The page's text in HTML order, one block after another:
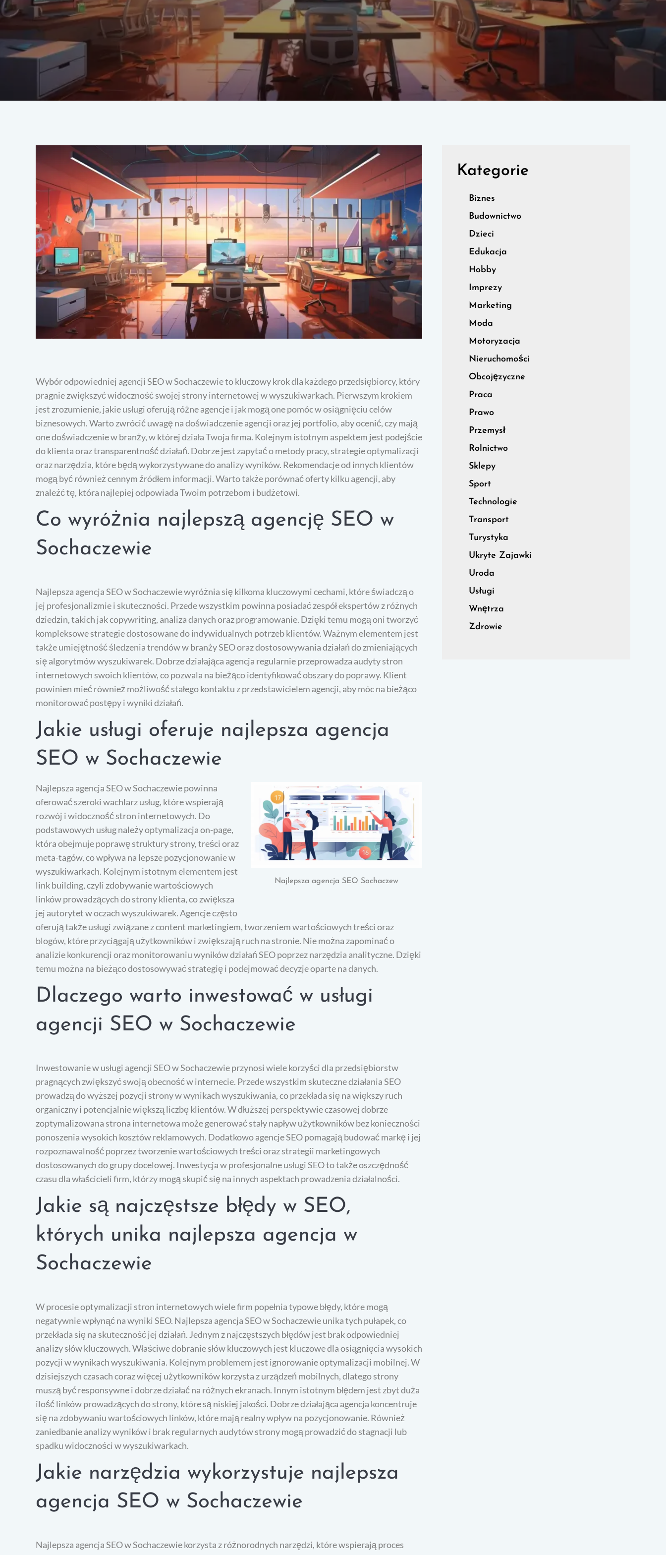
Wybór odpowiedniej agencji SEO w Sochaczewie to kluczowy krok dla każdego przedsiębiorcy, który
pragnie zwiększyć widoczność swojej strony internetowej w wyszukiwarkach. Pierwszym krokiem
jest zrozumienie, jakie usługi oferują różne agencje i jak mogą one pomóc w osiągnięciu celów
biznesowych. Warto zwrócić uwagę na doświadczenie agencji oraz jej portfolio, aby ocenić, czy mają
one doświadczenie w branży, w której działa Twoja firma. Kolejnym istotnym aspektem jest podejście
do klienta oraz transparentność działań. Dobrze jest zapytać o metody pracy, strategie optymalizacji
oraz narzędzia, które będą wykorzystywane do analizy wyników. Rekomendacje od innych klientów
mogą być również cennym źródłem informacji. Warto także porównać oferty kilku agencji, aby
znaleźć tę, która najlepiej odpowiada Twoim potrzebom i budżetowi.
Co wyróżnia najlepszą agencję SEO w
Sochaczewie
Najlepsza agencja SEO w Sochaczewie wyróżnia się kilkoma kluczowymi cechami, które świadczą o
jej profesjonalizmie i skuteczności. Przede wszystkim powinna posiadać zespół ekspertów z różnych
dziedzin, takich jak copywriting, analiza danych oraz programowanie. Dzięki temu mogą oni tworzyć
kompleksowe strategie dostosowane do indywidualnych potrzeb klientów. Ważnym elementem jest
także umiejętność śledzenia trendów w branży SEO oraz dostosowywania działań do zmieniających
się algorytmów wyszukiwarek. Dobrze działająca agencja regularnie przeprowadza audyty stron
internetowych swoich klientów, co pozwala na bieżąco identyfikować obszary do poprawy. Klient
powinien mieć również możliwość stałego kontaktu z przedstawicielem agencji, aby móc na bieżąco
monitorować postępy i wyniki działań.
Jakie usługi oferuje najlepsza agencja
SEO w Sochaczewie
Najlepsza agencja SEO Sochaczew
Najlepsza agencja SEO w Sochaczewie powinna
oferować szeroki wachlarz usług, które wspierają
rozwój i widoczność stron internetowych. Do
podstawowych usług należy optymalizacja on-page,
która obejmuje poprawę struktury strony, treści oraz
meta-tagów, co wpływa na lepsze pozycjonowanie w
wyszukiwarkach. Kolejnym istotnym elementem jest
link building, czyli zdobywanie wartościowych
linków prowadzących do strony klienta, co zwiększa
jej autorytet w oczach wyszukiwarek. Agencje często
oferują także usługi związane z content marketingiem, tworzeniem wartościowych treści oraz
blogów, które przyciągają użytkowników i zwiększają ruch na stronie. Nie można zapominać o
analizie konkurencji oraz monitorowaniu wyników działań SEO poprzez narzędzia analityczne. Dzięki
temu można na bieżąco dostosowywać strategię i podejmować decyzje oparte na danych.
Dlaczego warto inwestować w usługi
agencji SEO w Sochaczewie
Inwestowanie w usługi agencji SEO w Sochaczewie przynosi wiele korzyści dla przedsiębiorstw
pragnących zwiększyć swoją obecność w internecie. Przede wszystkim skuteczne działania SEO
prowadzą do wyższej pozycji strony w wynikach wyszukiwania, co przekłada się na większy ruch
organiczny i potencjalnie większą liczbę klientów. W dłuższej perspektywie czasowej dobrze
zoptymalizowana strona internetowa może generować stały napływ użytkowników bez konieczności
ponoszenia wysokich kosztów reklamowych. Dodatkowo agencje SEO pomagają budować markę i jej
rozpoznawalność poprzez tworzenie wartościowych treści oraz strategii marketingowych
dostosowanych do grupy docelowej. Inwestycja w profesjonalne usługi SEO to także oszczędność
czasu dla właścicieli firm, którzy mogą skupić się na innych aspektach prowadzenia działalności.
Jakie są najczęstsze błędy w SEO,
których unika najlepsza agencja w
Sochaczewie
W procesie optymalizacji stron internetowych wiele firm popełnia typowe błędy, które mogą
negatywnie wpłynąć na wyniki SEO. Najlepsza agencja SEO w Sochaczewie unika tych pułapek, co
przekłada się na skuteczność jej działań. Jednym z najczęstszych błędów jest brak odpowiedniej
analizy słów kluczowych. Właściwe dobranie słów kluczowych jest kluczowe dla osiągnięcia wysokich
pozycji w wynikach wyszukiwania. Kolejnym problemem jest ignorowanie optymalizacji mobilnej. W
dzisiejszych czasach coraz więcej użytkowników korzysta z urządzeń mobilnych, dlatego strony
muszą być responsywne i dobrze działać na różnych ekranach. Innym istotnym błędem jest zbyt duża
ilość linków prowadzących do strony, które są niskiej jakości. Dobrze działająca agencja koncentruje
się na zdobywaniu wartościowych linków, które mają realny wpływ na pozycjonowanie. Również
zaniedbanie analizy wyników i brak regularnych audytów strony mogą prowadzić do stagnacji lub
spadku widoczności w wyszukiwarkach.
Jakie narzędzia wykorzystuje najlepsza
agencja SEO w Sochaczewie
Najlepsza agencja SEO w Sochaczewie korzysta z różnorodnych narzędzi, które wspierają proces
Kategorie
Biznes
Budownictwo
Dzieci
Edukacja
Hobby
Imprezy
Marketing
Moda
Motoryzacja
Nieruchomości
Obcojęzyczne
Praca
Prawo
Przemysł
Rolnictwo
Sklepy
Sport
Technologie
Transport
Turystyka
Ukryte Zajawki
Uroda
Usługi
Wnętrza
Zdrowie